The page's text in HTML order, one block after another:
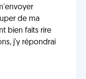
de ma
bien faits rire
j'y répondrai